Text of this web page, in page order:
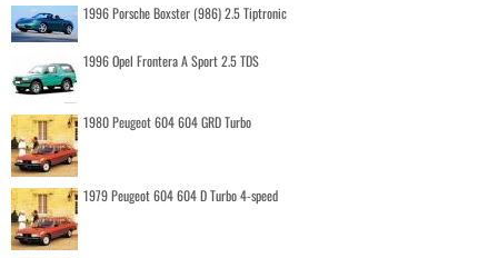
1996 Porsche Boxster (986) 2.5 Tiptronic
1996 Opel Frontera A Sport 2.5 TDS
1980 Peugeot 604 604 GRD Turbo
1979 Peugeot 604 604 D Turbo 4-speed